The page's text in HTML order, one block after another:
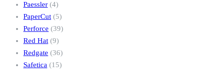
Paessler (4)
PaperCut (5)
Perforce (39)
Red Hat (9)
Redgate (36)
Safetica (15)